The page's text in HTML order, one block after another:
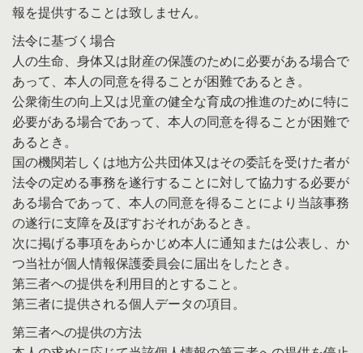
報を提供することは致しません。
法令に基づく場合
人の生命、身体又は財産の保護のために必要がある場合で
あって、本人の同意を得ることが困難であるとき。
公衆衛生の向上又は児童の健全な育成の推進のために特に
必要がある場合であって、本人の同意を得ることが困難で
あるとき。
国の機関若しくは地方公共団体又はその委託を受けた者が
法令の定める事務を遂行することに対して協力する必要が
ある場合であって、本人の同意を得ることにより当該事務
の遂行に支障を及ぼすおそれがあるとき。
次に掲げる事項をあらかじめ本人に通知または公表し、か
つ当社が個人情報保護委員会に届出をしたとき。
第三者への提供を利用目的とすること。
第三者に提供される個人データの項目。
第三者への提供の方法